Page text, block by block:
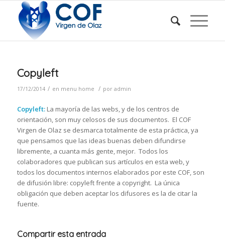
Copyleft
17/12/2014 / en menu home / por admin
Copyleft:La mayoría de las webs, y de los centros de
orientación, son muy celosos de sus documentos. El COF
Virgen de Olaz se desmarca totalmente de esta práctica, ya
que pensamos que las ideas buenas deben difundirse
libremente, a cuanta más gente, mejor. Todos los
colaboradores que publican sus artículos en esta web, y
todos los documentos internos elaborados por este COF, son
de difusión libre: copyleft frente a copyright. La única
obligación que deben aceptar los difusores es la de citar la
fuente.
Compartir esta entrada